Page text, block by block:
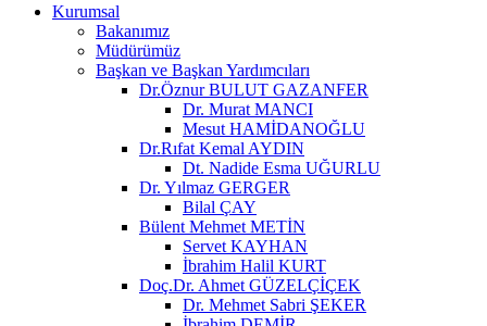
Kurumsal
Bakanımız
Müdürümüz
Başkan ve Başkan Yardımcıları
Dr.Öznur BULUT GAZANFER
Dr. Murat MANCI
Mesut HAMİDANOĞLU
Dr.Rıfat Kemal AYDIN
Dt. Nadide Esma UĞURLU
Dr. Yılmaz GERGER
Bilal ÇAY
Bülent Mehmet METİN
Servet KAYHAN
İbrahim Halil KURT
Doç.Dr. Ahmet GÜZELÇİÇEK
Dr. Mehmet Sabri ŞEKER